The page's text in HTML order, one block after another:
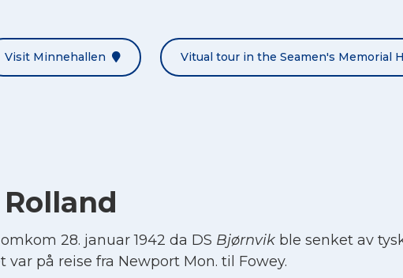
Visit Minnehallen Vitual tour in the Seamen's Memorial
28. januar 1942 da DS Bjørnvik ble senket av
var på reise fra Newport Mon. til Fowey.